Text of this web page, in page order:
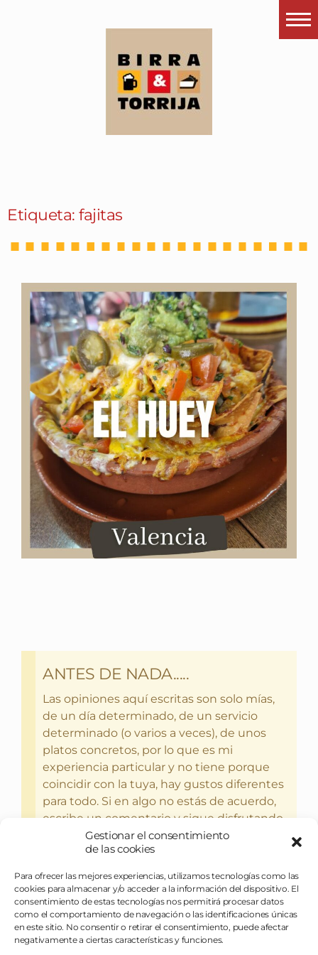
Gestionar el consentimiento
de las cookies
Para ofrecer las mejores experiencias, utilizamos tecnologías como las
cookies para almacenar y/o acceder a la información del dispositivo. El
consentimiento de estas tecnologías nos permitirá procesar datos
como el comportamiento de navegación o las identificaciones únicas
en este sitio. No consentir o retirar el consentimiento, puede afectar
negativamente a ciertas características y funciones.
¿Esto que es pués?
Últimas visitas
Todos los garitos
Etiqueta: fajitas
ANTES DE NADA.....
Las opiniones aquí escritas son solo mías,
de un día determinado, de un servicio
determinado (o varios a veces), de unos
platos concretos, por lo que es mi
experiencia particular y no tiene porque
coincidir con la tuya, hay gustos diferentes
para todo. Si en algo no estás de acuerdo,
escribe un comentario y sigue disfrutando
del bebercio y el glotoneo.